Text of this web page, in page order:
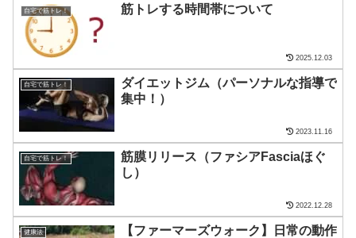
自宅で筋トレ！ 筋トレする時間帯について
2025.12.03
自宅で筋トレ！
ダイエットジム（パーソナルな指導で
集中！）
2023.11.16
自宅で筋トレ！
筋膜リリース（ファシアFasciaほぐ
し）
2022.12.28
健康法
【ファーマーズウォーク】日常の動作